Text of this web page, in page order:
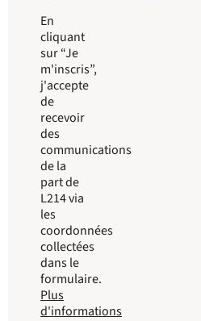
En
cliquant
sur “Je
m'inscris”,
j'accepte
de
recevoir
des
communications
de la
part de
L214 via
les
coordonnées
collectées
dans le
formulaire.
Plus
d'informations